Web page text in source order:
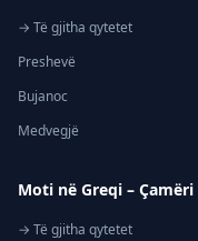
→ Të gjitha qytetet
Preshevë
Bujanoc
Medvegjë
Moti në Greqi –
→ Të gjitha qytetet